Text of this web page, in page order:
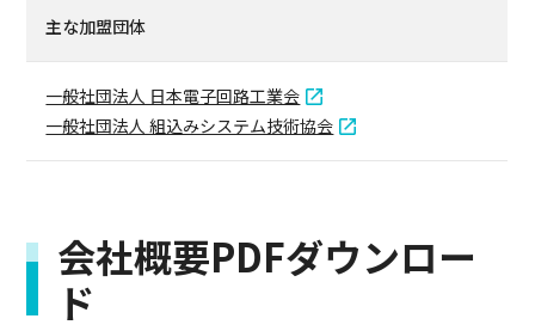
主な加盟団体
一般社団法人 日本電子回路工業会
一般社団法人 組込みシステム技術協会
会社概要PDFダウンロー
ド